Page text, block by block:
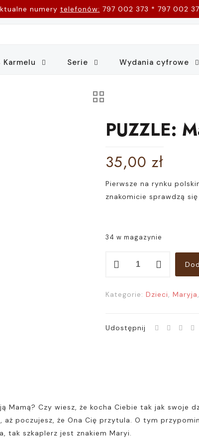
numery telefonów: 797 002 373 * 797 002
Karmelu Serie Wydania cyfrowe
PUZZLE:
35,00 zł
Pierwsze na rynku
znakomicie sprawdzą
34 w magazynie
PUZZLE:
Boża
Kategorie: Dzieci, Maryja,
Udostępnij
Mamą? Czy wiesz, że kocha Ciebie tak jak swoje
aż poczujesz, że Ona Cię przytula. O tym
tak szkaplerz jest znakiem Maryi.